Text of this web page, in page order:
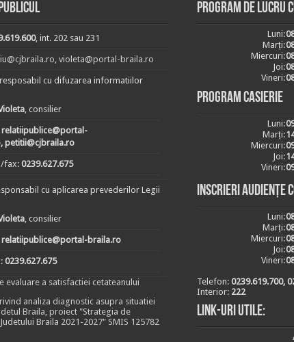
, int. 202 sau 231
, violeta@portal-braila.ro
cu difuzarea informatiilor
, consilier
relatiipublice@portal-
petitii@cjbraila.ro
fax: 0239.627.675
cu aplicarea prevederilor Legii
, consilier
relatiipublice@portal-braila.ro
0239.627.675
evaluare a satisfactiei cetateanului
analiza diagnostic asupra situatiei
Braila, proiect "Strategia de
Braila 2021-2027" SMIS 125782
Program de lucru
Luni:
Marți:
Miercuri:
Joi:
Vineri:
Program casierie
Luni:
Marți:
Miercuri:
Joi:
Vineri:
Inscrieri audiențe
Luni:
Marți:
Miercuri:
Joi:
Vineri:
Telefon: 0239.619.700,
Interior: 222
Link-uri utile: